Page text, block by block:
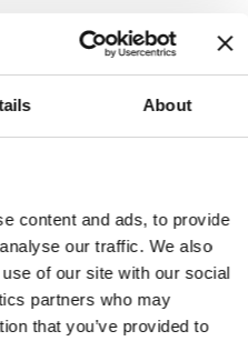
About
content and ads, to provide
our traffic. We also
of our site with our social
partners who may
that you’ve provided to